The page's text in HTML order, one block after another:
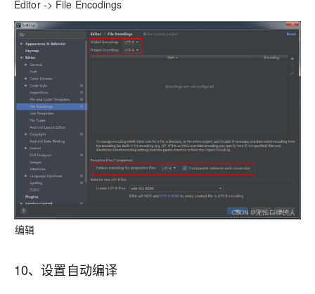
Editor -> File Encodings
编辑
10、设置自动编译